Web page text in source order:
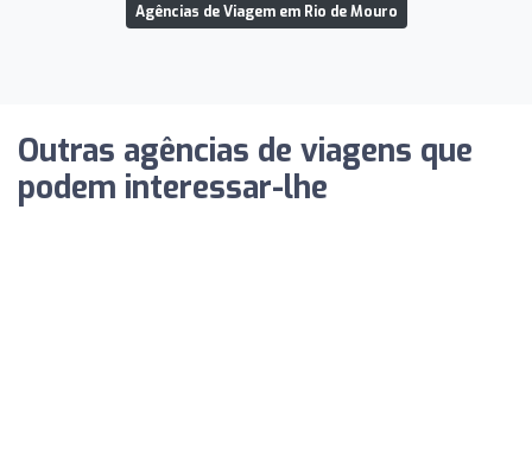
Agências de Viagem em Rio de Mouro
Outras agências de viagens que
podem interessar-lhe